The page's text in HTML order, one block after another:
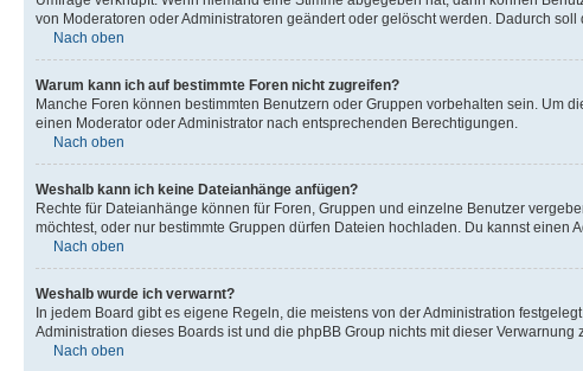
von Moderatoren oder Administratoren geändert oder gelöscht werden. Dadurch
Nach oben
Warum kann ich auf bestimmte Foren nicht zugreifen?
Manche Foren können bestimmten Benutzern oder Gruppen vorbehalten sein. Um
einen Moderator oder Administrator nach entsprechenden Berechtigungen.
Nach oben
Weshalb kann ich keine Dateianhänge anfügen?
Rechte für Dateianhänge können für Foren, Gruppen und einzelne Benutzer
möchtest, oder nur bestimmte Gruppen dürfen Dateien hochladen. Du kannst
Nach oben
Weshalb wurde ich verwarnt?
In jedem Board gibt es eigene Regeln, die meistens von der Administration
Administration dieses Boards ist und die phpBB Group nichts mit dieser
Nach oben